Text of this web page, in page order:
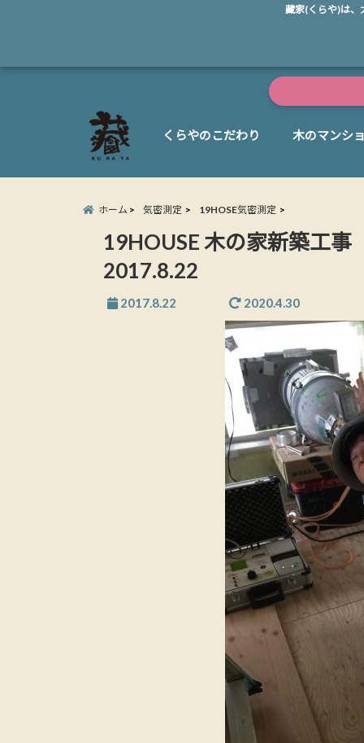
藏家(くらや)は、
くらやのこだわり 木のマンシ
ホーム 気密測定 19HOSE気密測定
19HOUSE 木の家新築工
2017.8.22
2017.8.22 2020.4.30